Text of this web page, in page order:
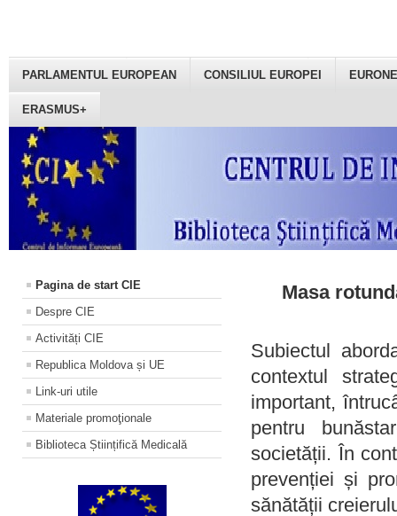
PARLAMENTUL EUROPEAN CONSILIUL EUROPEI
ERASMUS+
Pagina de start CIE
Despre CIE
Activități CIE
Republica Moldova și UE
Link-uri utile
Materiale promoţionale
Biblioteca Științifică Medicală
Masa
Subiectul
contextul
important,
pentru
societății. În
prevenției și
sănătății